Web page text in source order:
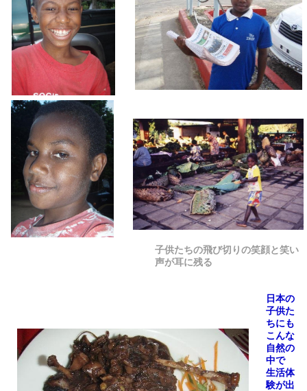
子供たちの飛び切りの笑顔と笑い
声が耳に残る
日本の
子供た
ちにも
こんな
自然の
中で
生活体
験が出